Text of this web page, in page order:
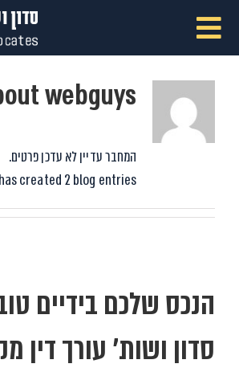
לתוכןToggle
Navigation
בית
אודות
מילון מונחים
צור קשר
webguys
המחבר עדיין לא עדכן פרטים.
created 2 blog entries.
הנכס שלכם בידיים
סדון ושות’ עורך דין